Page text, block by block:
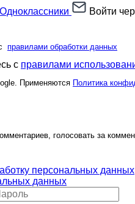
Zyuba
elenademeneva eviga
katey777
Одноклассники Войти
правилами обработки данных
с правилами
Применяются Политика
голосовать за
персональных данных
данных